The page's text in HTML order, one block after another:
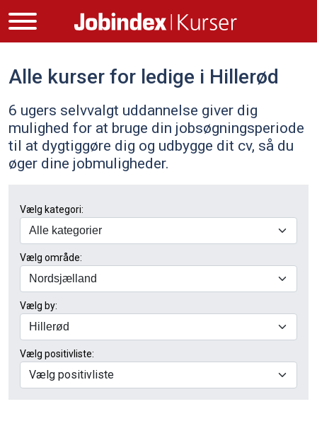
Alle kurser for ledige i Hillerød
6 ugers selvvalgt uddannelse giver dig
mulighed for at bruge din jobsøgningsperiode
til at dygtiggøre dig og udbygge dit cv, så du
øger dine jobmuligheder.
Vælg kategori:
Vælg område:
Vælg by:
Vælg positivliste:
Vælg positivliste